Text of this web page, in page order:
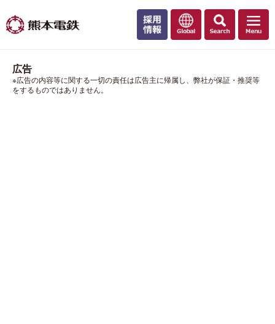
広告
※広告の内容等に関する一切の責任は広告主に帰属し、弊社が保証・推奨等
をするものではありません。